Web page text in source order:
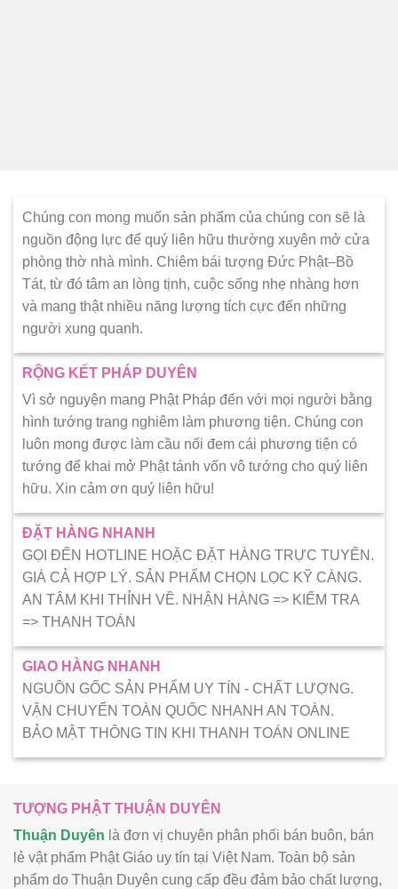
Chúng con mong muốn sản phẩm của chúng con sẽ là
nguồn động lực để quý liên hữu thường xuyên mở cửa
phòng thờ nhà mình. Chiêm bái tượng Đức Phật–Bồ
Tát, từ đó tâm an lòng tịnh, cuộc sống nhẹ nhàng hơn
và mang thật nhiều năng lượng tích cực đến những
người xung quanh.
RỘNG KẾT PHÁP DUYÊN
Vì sở nguyện mang Phật Pháp đến với mọi người bằng
hình tướng trang nghiêm làm phương tiện. Chúng con
luôn mong được làm cầu nối đem cái phương tiện có
tướng để khai mở Phật tánh vốn vô tướng cho quý liên
hữu. Xin cảm ơn quý liên hữu!
ĐẶT HÀNG NHANH
GỌI ĐẾN HOTLINE HOẶC ĐẶT HÀNG TRỰC TUYẾN.
GIÁ CẢ HỢP LÝ. SẢN PHẨM CHỌN LỌC KỸ CÀNG.
AN TÂM KHI THỈNH VỀ. NHẬN HÀNG => KIẾM TRA
=> THANH TOÁN
GIAO HÀNG NHANH
NGUỒN GỐC SẢN PHẨM UY TÍN - CHẤT LƯỢNG.
VẬN CHUYỂN TOÀN QUỐC NHANH AN TOÀN.
BẢO MẬT THÔNG TIN KHI THANH TOÁN ONLINE
TƯỢNG PHẬT THUẬN DUYÊN
Thuận Duyên là đơn vị chuyên phân phối bán buôn, bán
lẻ vật phẩm Phật Giáo uy tín tại Việt Nam. Toàn bộ sản
phẩm do Thuận Duyên cung cấp đều đảm bảo chất lượng,